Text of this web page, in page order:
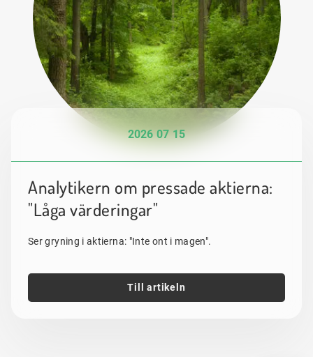
2026 07 15
Analytikern om pressade aktierna:
"Låga värderingar"
Ser gryning i aktierna: "Inte ont i magen".
Till artikeln